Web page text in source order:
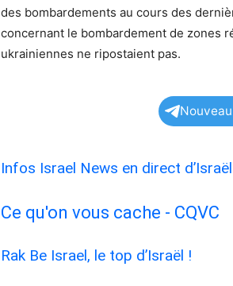
des bombardements au cours des
concernant le bombardement de zones
ukrainiennes ne ripostaient pas.
Infos Israel News en direct d’Israël
Ce qu'on vous cache - CQVC
Rak Be Israel, le top d’Israël !